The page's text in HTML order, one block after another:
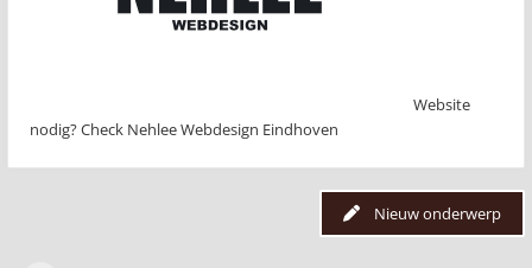
Website
nodig? Check Nehlee Webdesign Eindhoven
Nieuw onderwerp